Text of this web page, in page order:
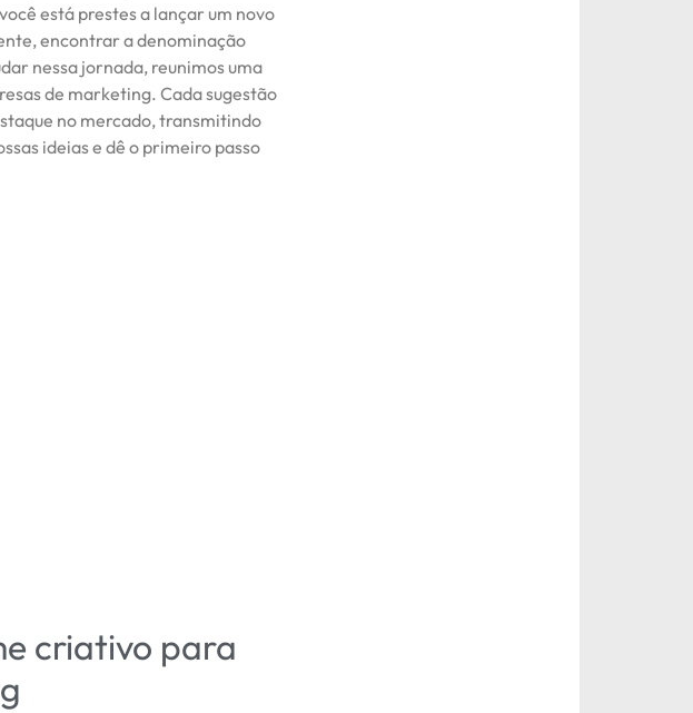
está prestes a lançar um novo
encontrar a denominação
nessa jornada, reunimos uma
de marketing. Cada sugestão
no mercado, transmitindo
ideias e dê o primeiro passo
criativo para